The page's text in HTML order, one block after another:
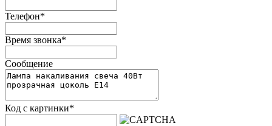
Телефон*
Время звонка*
Сообщение
Код с картинки*